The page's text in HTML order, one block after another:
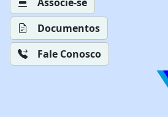
Documentos
Fale Conosco